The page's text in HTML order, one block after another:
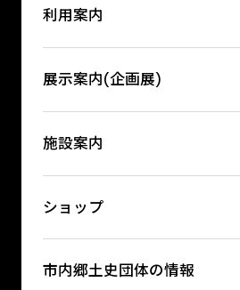
利用案内
展示案内(企画展)
施設案内
ショップ
市内郷土史団体の情報